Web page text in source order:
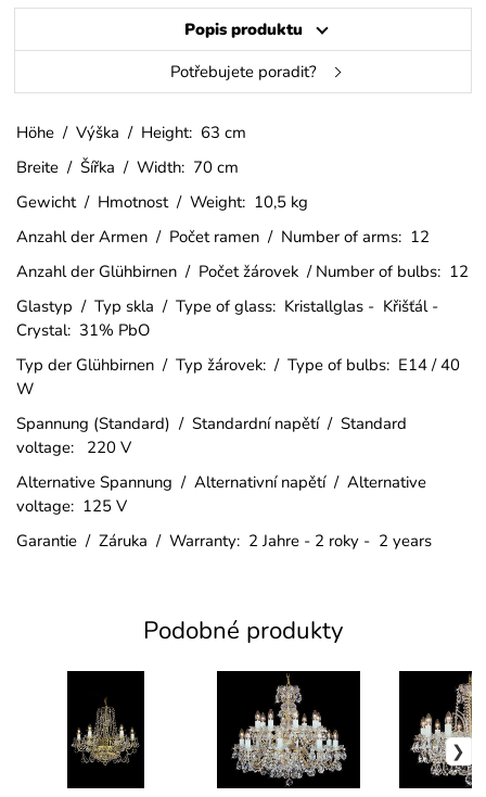
Popis produktu
Potřebujete poradit?
Höhe / Výška / Height: 63 cm
Breite / Šířka / Width: 70 cm
Gewicht / Hmotnost / Weight: 10,5 kg
Anzahl der Armen / Počet ramen / Number of arms: 12
Anzahl der Glühbirnen / Počet žárovek / Number of bulbs: 12
Glastyp / Typ skla / Type of glass: Kristallglas - Křišťál -
Crystal: 31% PbO
Typ der Glühbirnen / Typ žárovek: / Type of bulbs: E14 / 40
W
Spannung (Standard) / Standardní napětí / Standard
voltage: 220 V
Alternative Spannung / Alternativní napětí / Alternative
voltage: 125 V
Garantie / Záruka / Warranty: 2 Jahre - 2 roky - 2 years
Podobné produkty